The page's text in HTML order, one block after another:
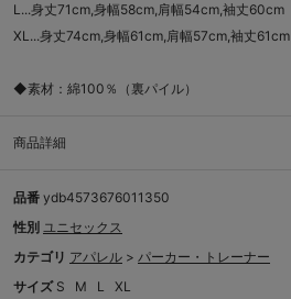
L...身丈71cm,身幅58cm,肩幅54cm,袖丈60cm
XL...身丈74cm,身幅61cm,肩幅57cm,袖丈61cm
◆素材：綿100％（裏パイル）
商品詳細
品番 ydb4573676011350
性別 ユニセックス
カテゴリ アパレル > パーカー・トレーナー
サイズ S M L
XL